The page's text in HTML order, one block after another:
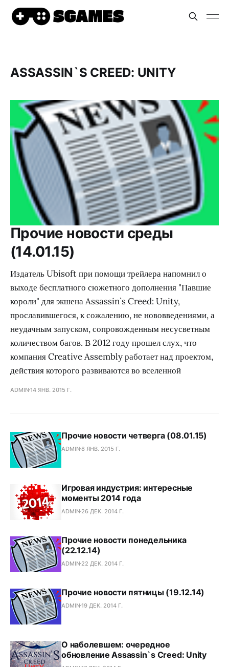
ASSASSIN`S CREED: UNITY
Прочие новости среды
(14.01.15)
Издатель Ubisoft при помощи трейлера напомнил о
выходе бесплатного сюжетного дополнения "Павшие
короли" для экшена Assassin`s Creed: Unity,
прославившегося, к сожалению, не нововведениями, а
неудачным запуском, сопровожденным несусветным
количеством багов. В 2012 году прошел слух, что
компания Creative Assembly работает над проектом,
действия которого развиваются во вселенной
ADMIN14 ЯНВ. 2015 Г.
Прочие новости четверга (08.01.15)
ADMIN8 ЯНВ. 2015 Г.
Игровая индустрия: интересные
моменты 2014 года
ADMIN 26 ДЕК. 2014 Г.
Прочие новости понедельника
(22.12.14)
ADMIN 22 ДЕК. 2014 Г.
Прочие новости пятницы (19.12.14)
ADMIN19 ДЕК. 2014 Г.
О наболевшем: очередное
обновление Assassin`s Creed: Unity